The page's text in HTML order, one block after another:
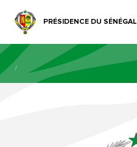
PRÉSIDENCE DU SÉNÉGAL
/